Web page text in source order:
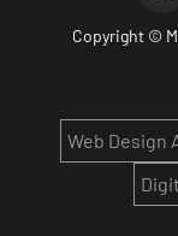
Copyright ©
Web Design